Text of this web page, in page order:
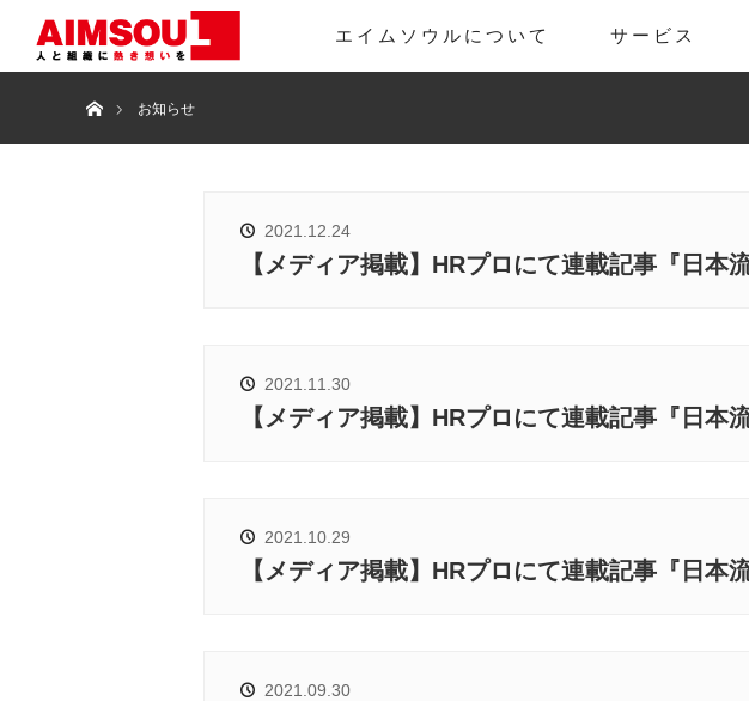
エイムソウルについて サービス
お知らせ
2021.12.24
【メディア掲載】HRプロにて連載記事『日本
2021.11.30
【メディア掲載】HRプロにて連載記事『日本
2021.10.29
【メディア掲載】HRプロにて連載記事『日本
2021.09.30